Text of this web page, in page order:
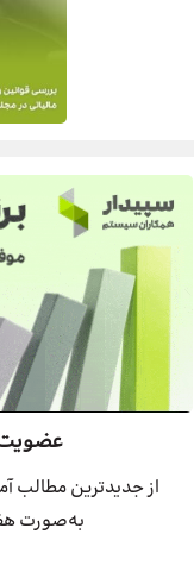
عضویت
از جدیدترین مطالب
به‌صورت